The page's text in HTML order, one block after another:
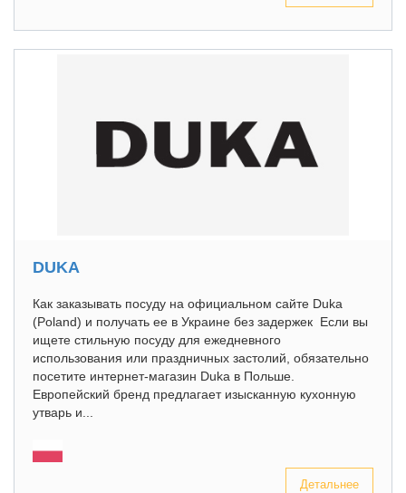
DUKA
Как заказывать посуду на официальном сайте Duka
(Poland) и получать ее в Украине без задержек Если вы
ищете стильную посуду для ежедневного
использования или праздничных застолий, обязательно
посетите интернет-магазин Duka в Польше.
Европейский бренд предлагает изысканную кухонную
утварь и...
Детальнее